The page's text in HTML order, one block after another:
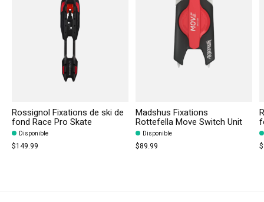
Rossignol Fixations de ski de
fond Race Pro Skate
Disponible
$149.99
Madshus Fixations
Rottefella Move Switch Unit
Disponible
$89.99